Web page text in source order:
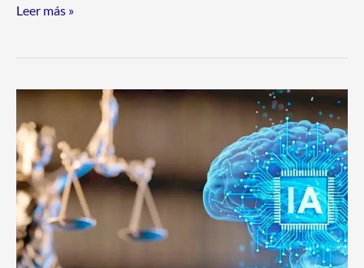
Leer más »
XIX
Congreso
Internacional
de
Internet,
Derecho
y
Política